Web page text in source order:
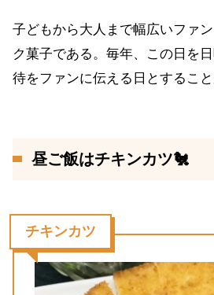
子どもから大人まで幅広いファ
ク菓子である。毎年、この日を
待をファンに伝える日とすること
昼ご飯はチキンカツ🐔
チキンカツ